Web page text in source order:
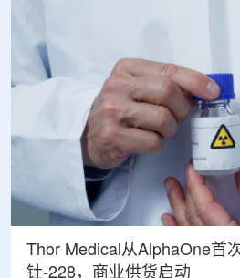
Thor Medical从AlphaOne首
钍-228，商业供货启动